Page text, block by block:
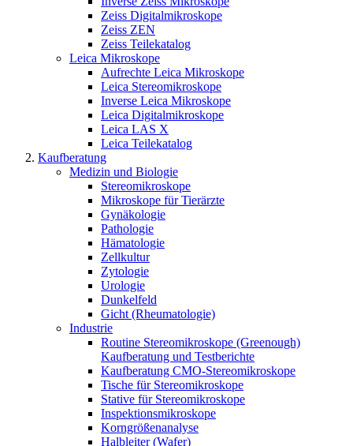
Zeiss Digitalmikroskope
Zeiss ZEN
Zeiss Teilekatalog
Leica Mikroskope
Aufrechte Leica Mikroskope
Leica Stereomikroskope
Inverse Leica Mikroskope
Leica Digitalmikroskope
Leica LAS X
Leica Teilekatalog
Kaufberatung
Medizin und Biologie
Stereomikroskope
Mikroskope für Tierärzte
Gynäkologie
Pathologie
Hämatologie
Zellkultur
Zytologie
Urologie
Dunkelfeld
Gicht (Rheumatologie)
Industrie
Routine Stereomikroskope (Greenough)
Kaufberatung und Testberichte
Kaufberatung CMO-Stereomikroskope
Tische für Stereomikroskope
Stative für Stereomikroskope
Inspektionsmikroskope
Korngrößenanalyse
Halbleiter (Wafer)